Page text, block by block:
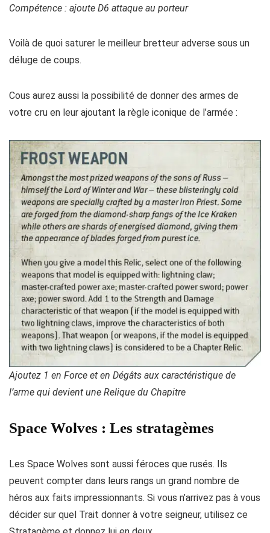
Compétence : ajoute D6 attaque au porteur
Voilà de quoi saturer le meilleur bretteur adverse sous un
déluge de coups.
Cous aurez aussi la possibilité de donner des armes de
votre cru en leur ajoutant la règle iconique de l’armée :
Ajoutez 1 en Force et en Dégâts aux caractéristique de
l’arme qui devient une Relique du Chapitre
Space Wolves : Les stratagèmes
Les Space Wolves sont aussi féroces que rusés. Ils
peuvent compter dans leurs rangs un grand nombre de
héros aux faits impressionnants. Si vous n’arrivez pas à vous
décider sur quel Trait donner à votre seigneur, utilisez ce